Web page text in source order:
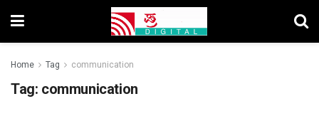
Home Tag communication
Tag: communication